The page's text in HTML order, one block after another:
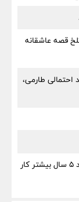
قصه عاشقانه
احتمالی طارمی،
شرط جدید بازنشستگی اجرایی شد؛ این افراد باید ۵ سال بیشتر کار